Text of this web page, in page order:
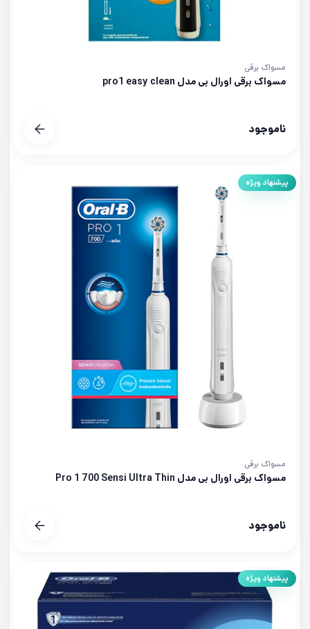
مسواک برقی
مسواک برقی اورال بی مدل pro1 easy clean
ناموجود
پیشنهاد ویژه
مسواک برقی
مسواک برقی اورال بی مدل Pro 1 700 Sensi Ultra Thin
ناموجود
پیشنهاد ویژه